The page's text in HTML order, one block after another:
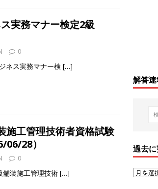
実務マナー検定2級
0
ネス実務マナー検 […]
施工管理技術者資格試験
06/28）
0
舗装施工管理技術 […]
解答
過去